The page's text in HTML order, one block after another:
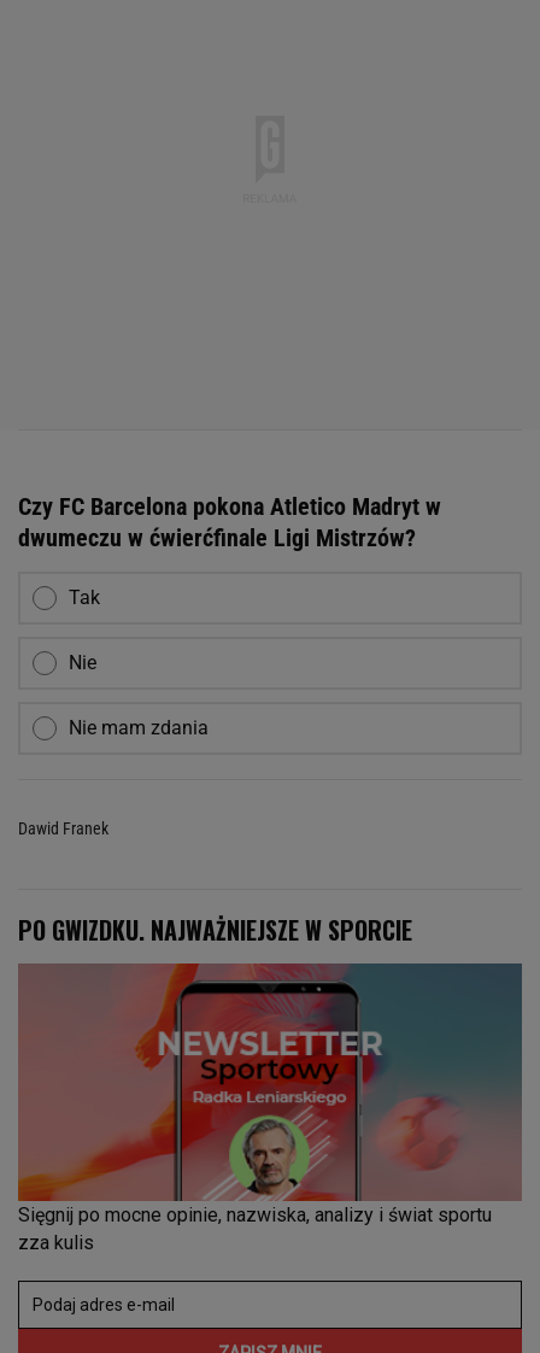
Czy FC Barcelona pokona Atletico Madryt w
dwumeczu w ćwierćfinale Ligi Mistrzów?
Tak
Nie
Nie mam zdania
Dawid Franek